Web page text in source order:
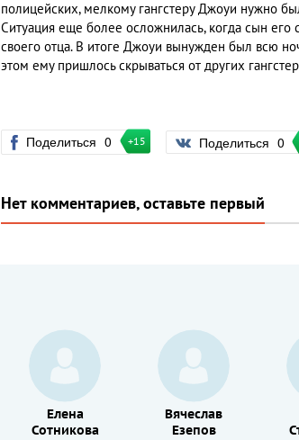
полицейских, мелкому гангстеру Джоуи нужно
Ситуация еще более осложнилась, когда сын его
своего отца. В итоге Джоуи вынужден был всю
этом ему пришлось скрываться от других
Поделиться 0 +15 Поделиться 0
Нет комментариев, оставьте первый
Елена
Сотникова
Вячеслав
Езепов